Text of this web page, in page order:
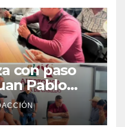
con paso
Pablo
mesa de
de